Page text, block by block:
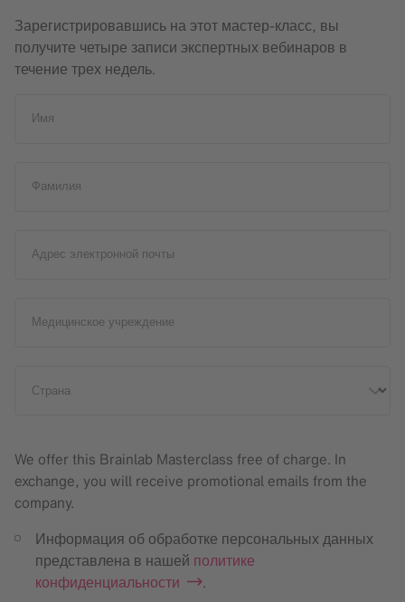
Зарегистрировавшись на этот мастер-класс, вы
получите четыре записи экспертных вебинаров в
течение трех недель.
Имя
Фамилия
Адрес электронной почты
Медицинское учреждение
Страна
We offer this Brainlab Masterclass free of charge. In
exchange, you will receive promotional emails from the
company.
Информация об обработке персональных данных
представлена в нашей политике
конфиденциальности
.